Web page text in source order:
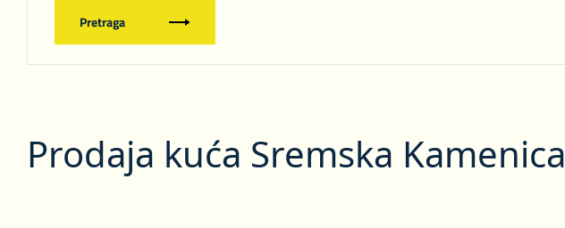
Pretraga
Prodaja kuća Sremska Kamenica